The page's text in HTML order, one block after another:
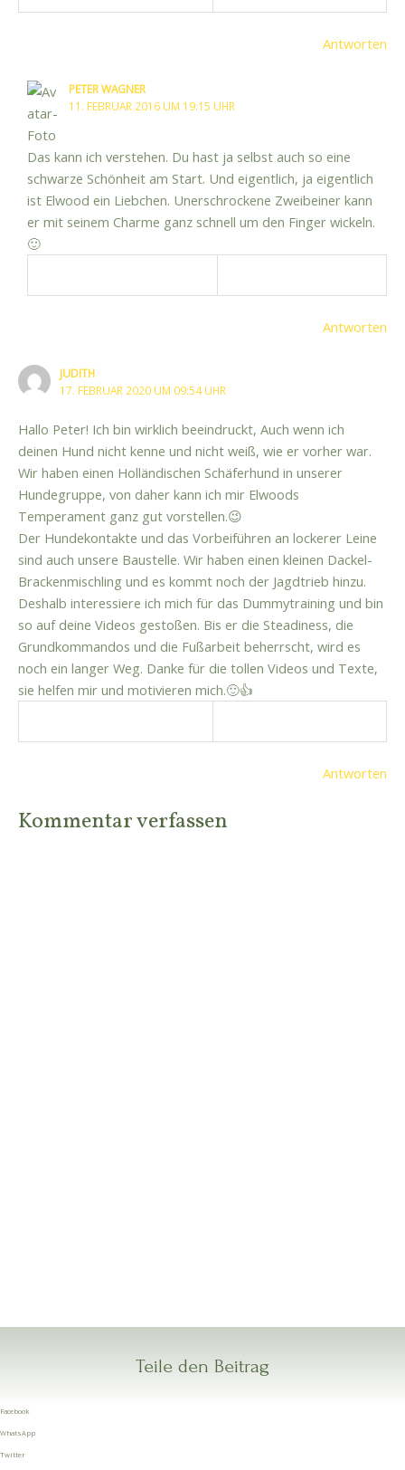
Antworten
PETER WAGNER
11. FEBRUAR 2016 UM 19:15 UHR
Das kann ich verstehen. Du hast ja selbst auch so eine
schwarze Schönheit am Start. Und eigentlich, ja eigentlich
ist Elwood ein Liebchen. Unerschrockene Zweibeiner kann
er mit seinem Charme ganz schnell um den Finger wickeln.
🙂
Antworten
JUDITH
17. FEBRUAR 2020 UM 09:54 UHR
Hallo Peter! Ich bin wirklich beeindruckt, Auch wenn ich
deinen Hund nicht kenne und nicht weiß, wie er vorher war.
Wir haben einen Holländischen Schäferhund in unserer
Hundegruppe, von daher kann ich mir Elwoods
Temperament ganz gut vorstellen.😉
Der Hundekontakte und das Vorbeiführen an lockerer Leine
sind auch unsere Baustelle. Wir haben einen kleinen Dackel-
Brackenmischling und es kommt noch der Jagdtrieb hinzu.
Deshalb interessiere ich mich für das Dummytraining und bin
so auf deine Videos gestoßen. Bis er die Steadiness, die
Grundkommandos und die Fußarbeit beherrscht, wird es
noch ein langer Weg. Danke für die tollen Videos und Texte,
sie helfen mir und motivieren mich.🙂👍
Antworten
Kommentar verfassen
Teile den Beitrag
Facebook
WhatsApp
Twitter